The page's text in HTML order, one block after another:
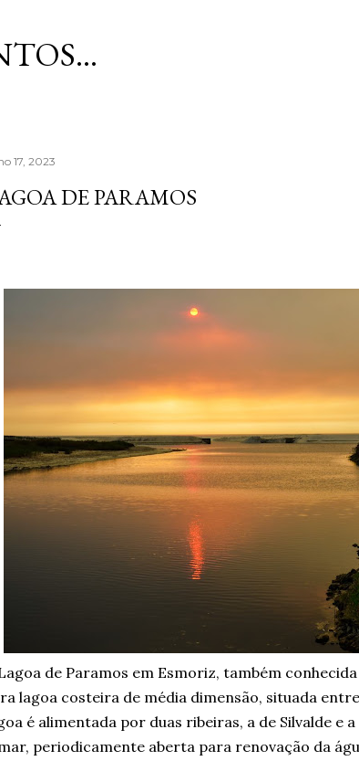
17, 2023
DE PARAMOS
de Paramos em Esmoriz, também
lagoa costeira de média dimensão, situada
é alimentada por duas ribeiras, a de Silvalde e
periodicamente aberta para renovação da